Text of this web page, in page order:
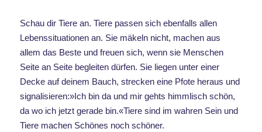
Schau dir Tiere an. Tiere passen sich ebenfalls allen
Lebenssituationen an. Sie mäkeln nicht, machen aus
allem das Beste und freuen sich, wenn sie Menschen
Seite an Seite begleiten dürfen. Sie liegen unter einer
Decke auf deinem Bauch, strecken eine Pfote heraus und
signalisieren:»Ich bin da und mir gehts himmlisch schön,
da wo ich jetzt gerade bin.«Tiere sind im wahren Sein und
Tiere machen Schönes noch schöner.